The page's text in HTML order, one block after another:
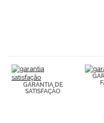
GARANTIA DE
SATISFAÇÃO